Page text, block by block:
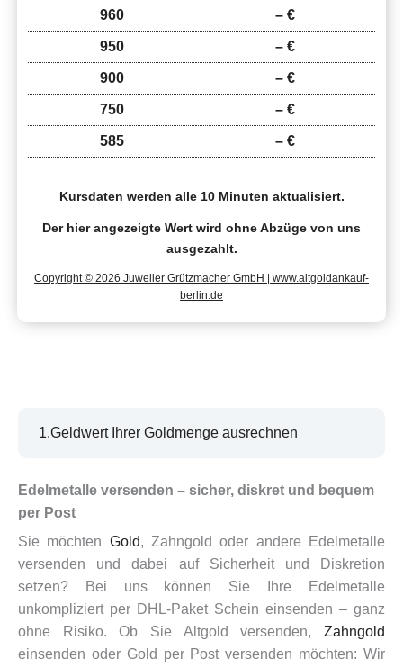
960 – €
950 – €
900 – €
750 – €
585 – €
Kursdaten werden alle 10 Minuten aktualisiert.
Der hier angezeigte Wert wird ohne Abzüge von uns
ausgezahlt.
Copyright © 2026 Juwelier Grützmacher GmbH | www.altgoldankauf-
berlin.de
1.Geldwert Ihrer Goldmenge ausrechnen
Edelmetalle versenden – sicher, diskret und bequem
per Post
Sie möchten Gold, Zahngold oder andere Edelmetalle
versenden und dabei auf Sicherheit und Diskretion
setzen? Bei uns können Sie Ihre Edelmetalle
unkompliziert per DHL-Paket Schein einsenden – ganz
ohne Risiko. Ob Sie Altgold versenden, Zahngold
einsenden oder Gold per Post versenden möchten: Wir